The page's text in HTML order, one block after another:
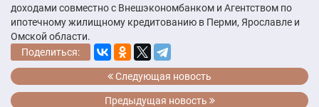
доходами совместно с Внешэкономбанком и Агентством по
ипотечному жилищному кредитованию в Перми, Ярославле и
Омской области.
Поделиться:
Следующая новость
Предыдущая новость